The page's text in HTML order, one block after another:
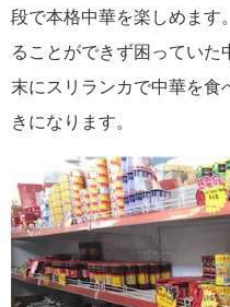
段で本格中華を楽しめます
ることができず困っていた
末にスリランカで中華を食
きになります。